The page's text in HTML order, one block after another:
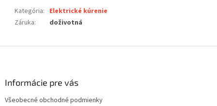
Kategória: Elektrické kúrenie
Záruka: doživotná
Informácie pre vás
Všeobecné obchodné podmienky